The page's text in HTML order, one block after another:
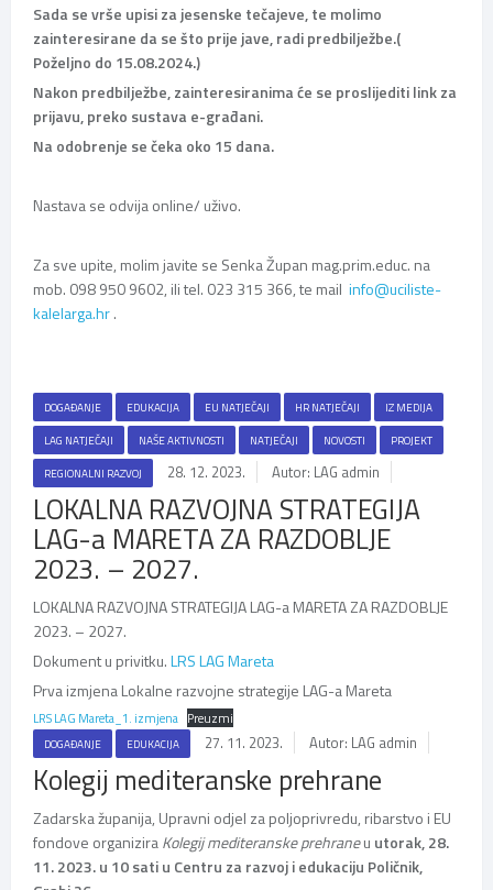
Sada se vrše upisi za jesenske tečajeve, te molimo
zainteresirane da se što prije jave, radi predbilježbe.(
Poželjno do 15.08.2024.)
Nakon predbilježbe, zainteresiranima će se proslijediti link za
prijavu, preko sustava e-građani.
Na odobrenje se čeka oko 15 dana.
Nastava se odvija online/ uživo.
Za sve upite, molim javite se Senka Župan mag.prim.educ. na
mob. 098 950 9602, ili tel. 023 315 366, te mail info@uciliste-
kalelarga.hr.
DOGAĐANJE EDUKACIJA EU NATJEČAJI HR NATJEČAJI
IZ MEDIJA
LAG NATJEČAJI
NAŠE AKTIVNOSTI NATJEČAJI NOVOSTI
PROJEKT
REGIONALNI RAZVOJ
28. 12. 2023. Autor: LAG admin
LOKALNA RAZVOJNA STRATEGIJA
LAG-a MARETA ZA RAZDOBLJE
2023. – 2027.
LOKALNA RAZVOJNA STRATEGIJA LAG-a MARETA ZA RAZDOBLJE
2023. – 2027.
Dokument u privitku.LRS LAG Mareta
Prva izmjena Lokalne razvojne strategije LAG-a Mareta
LRS LAG Mareta_1. izmjena Preuzmi
DOGAĐANJE EDUKACIJA 27. 11. 2023. Autor: LAG admin
Kolegij mediteranske prehrane
Zadarska županija, Upravni odjel za poljoprivredu, ribarstvo i EU
fondove organiziraKolegij mediteranske prehraneu utorak, 28.
11. 2023.u 10 sati u Centru za razvoj i edukaciju Poličnik,